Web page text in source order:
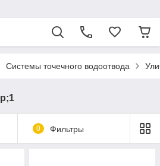
Системы точечного водоотвода
0 Фильтры